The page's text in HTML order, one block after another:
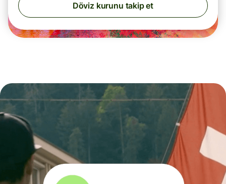
Döviz kurunu takip et